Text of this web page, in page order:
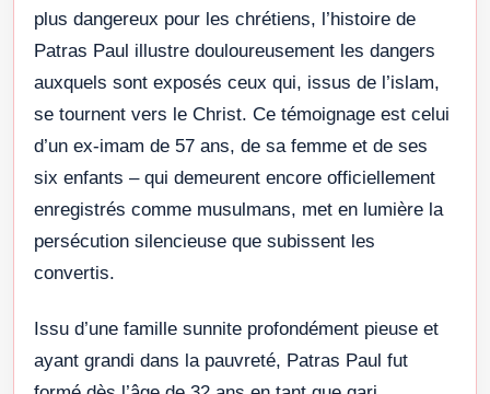
plus dangereux pour les chrétiens, l’histoire de
Patras Paul illustre douloureusement les dangers
auxquels sont exposés ceux qui, issus de l’islam,
se tournent vers le Christ. Ce témoignage est celui
d’un ex-imam de 57 ans, de sa femme et de ses
six enfants – qui demeurent encore officiellement
enregistrés comme musulmans, met en lumière la
persécution silencieuse que subissent les
convertis.
Issu d’une famille sunnite profondément pieuse et
ayant grandi dans la pauvreté, Patras Paul fut